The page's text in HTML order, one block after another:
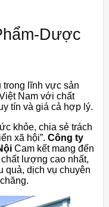
Dược
trong lĩnh vực sản
Nam với chất
tín và giá cả hợp lý.
khỏe, chia sẻ trách
xã hội”. Công ty
Cam kết mang đến
lượng cao nhất,
quả, dịch vụ chuyên